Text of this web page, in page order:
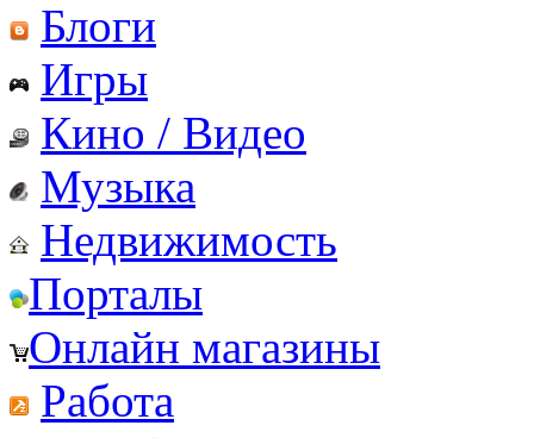
Блоги
Игры
Кино / Видео
Музыка
Недвижимость
Порталы
Онлайн магазины
Работа